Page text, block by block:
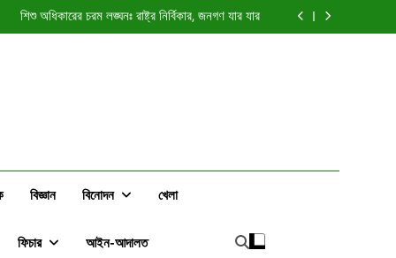
শিশু অধিকারের চরম লঙ্ঘনঃ রাষ্ট্র নির্বিকার, জনগণ যার যার
সমালোচনার মাঝেও দক্ষিণ বন্ডের ডিসি ব্যারিস্টার পূরবী
সমালোচনার মাঝেও দক্ষিণ বন্ডের ডিসি ব্যারিস্টার পূরবী
বিজ্ঞান বিনোদন খেলা
ফিচার আইন-আদালত